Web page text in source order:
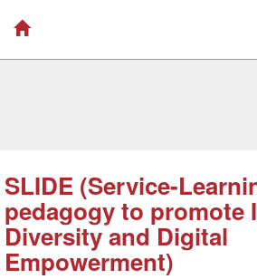
SLIDE (Service-
pedagogy to promote
Diversity and Digital
Empowerment)